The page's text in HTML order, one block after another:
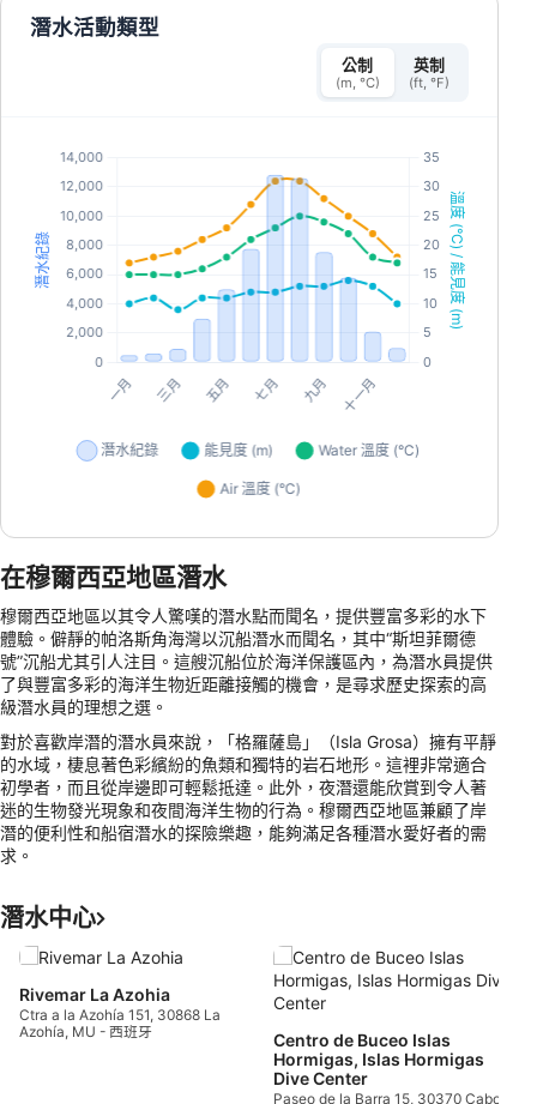
潛水活動類型
公制
(m, °C)
英制
(ft, °F)
在穆爾西亞地區潛水
穆爾西亞地區以其令人驚嘆的潛水點而聞名，提供豐富多彩的水下
體驗。僻靜的帕洛斯角海灣以沉船潛水而聞名，其中“斯坦菲爾德
號”沉船尤其引人注目。這艘沉船位於海洋保護區內，為潛水員提供
了與豐富多彩的海洋生物近距離接觸的機會，是尋求歷史探索的高
級潛水員的理想之選。
對於喜歡岸潛的潛水員來說，「格羅薩島」（Isla Grosa）擁有平靜
的水域，棲息著色彩繽紛的魚類和獨特的岩石地形。這裡非常適合
初學者，而且從岸邊即可輕鬆抵達。此外，夜潛還能欣賞到令人著
迷的生物發光現象和夜間海洋生物的行為。穆爾西亞地區兼顧了岸
潛的便利性和船宿潛水的探險樂趣，能夠滿足各種潛水愛好者的需
求。
潛水中心
Rivemar La Azohia
Ctra a la Azohía 151, 30868 La
Azohía, MU - 西班牙
Centro de Buceo Islas
Hormigas, Islas Hormigas
Dive Center
Paseo de la Barra 15, 30370 Cabo